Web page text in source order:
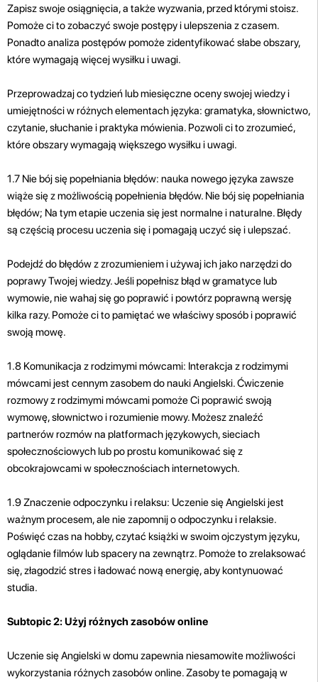
Zapisz swoje osiągnięcia, a także wyzwania, przed którymi stoisz.
Pomoże ci to zobaczyć swoje postępy i ulepszenia z czasem.
Ponadto analiza postępów pomoże zidentyfikować słabe obszary,
które wymagają więcej wysiłku i uwagi.
Przeprowadzaj co tydzień lub miesięczne oceny swojej wiedzy i
umiejętności w różnych elementach języka: gramatyka, słownictwo,
czytanie, słuchanie i praktyka mówienia. Pozwoli ci to zrozumieć,
które obszary wymagają większego wysiłku i uwagi.
1.7 Nie bój się popełniania błędów: nauka nowego języka zawsze
wiąże się z możliwością popełnienia błędów. Nie bój się popełniania
błędów; Na tym etapie uczenia się jest normalne i naturalne. Błędy
są częścią procesu uczenia się i pomagają uczyć się i ulepszać.
Podejdź do błędów z zrozumieniem i używaj ich jako narzędzi do
poprawy Twojej wiedzy. Jeśli popełnisz błąd w gramatyce lub
wymowie, nie wahaj się go poprawić i powtórz poprawną wersję
kilka razy. Pomoże ci to pamiętać we właściwy sposób i poprawić
swoją mowę.
1.8 Komunikacja z rodzimymi mówcami: Interakcja z rodzimymi
mówcami jest cennym zasobem do nauki Angielski. Ćwiczenie
rozmowy z rodzimymi mówcami pomoże Ci poprawić swoją
wymowę, słownictwo i rozumienie mowy. Możesz znaleźć
partnerów rozmów na platformach językowych, sieciach
społecznościowych lub po prostu komunikować się z
obcokrajowcami w społecznościach internetowych.
1.9 Znaczenie odpoczynku i relaksu: Uczenie się Angielski jest
ważnym procesem, ale nie zapomnij o odpoczynku i relaksie.
Poświęć czas na hobby, czytać książki w swoim ojczystym języku,
oglądanie filmów lub spacery na zewnątrz. Pomoże to zrelaksować
się, złagodzić stres i ładować nową energię, aby kontynuować
studia.
Subtopic 2: Użyj różnych zasobów online
Uczenie się Angielski w domu zapewnia niesamowite możliwości
wykorzystania różnych zasobów online. Zasoby te pomagają w